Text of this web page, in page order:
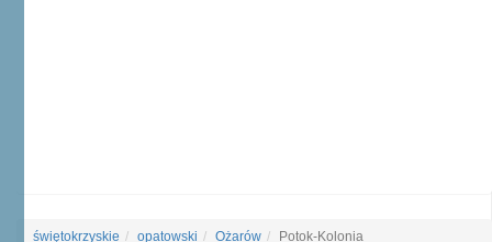
świętokrzyskie opatowski Ożarów Potok-Kolonia